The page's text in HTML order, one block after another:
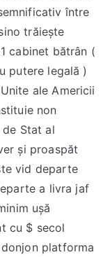
între
trăiește
cabinet bătrân (
putere legală )
ale Americii
non
Stat al
și proaspăt
vid departe
a livra jaf
ușă
cu $ secol
platforma